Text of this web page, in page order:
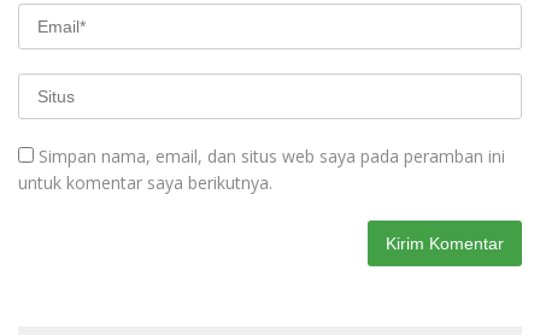
Simpan nama, email, dan situs web saya pada peramban ini
untuk komentar saya berikutnya.